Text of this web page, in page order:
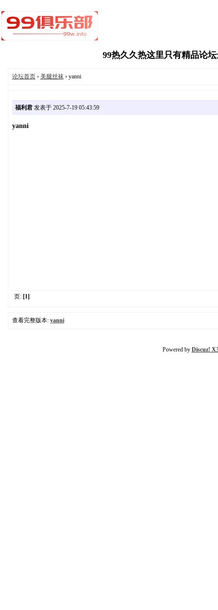
99热久久热这里只有精品论
论坛首页› 美腿丝袜› yanni
福利君发表于 2025-7-19 05:43:59
yanni
页: [1]
查看完整版本: yanni
Powered by Discuz!